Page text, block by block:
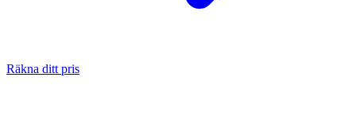
Räkna ditt pris